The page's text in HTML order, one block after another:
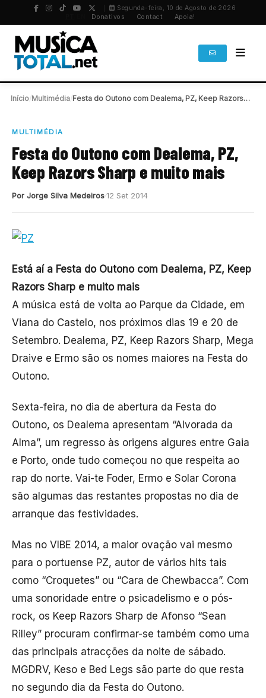
Segunda-feira, 10 de Agosto de 2026
Donativos Contact Apoia!
Início Multimédia Festa do Outono com Dealema, PZ, Keep Razors…
MULTIMÉDIA
Festa do Outono com Dealema, PZ,
Keep Razors Sharp e muito mais
Por Jorge Silva Medeiros12 Set 2014
Está aí a Festa do Outono com Dealema, PZ, Keep
Razors Sharp e muito mais
A música está de volta ao Parque da Cidade, em
Viana do Castelo, nos próximos dias 19 e 20 de
Setembro. Dealema, PZ, Keep Razors Sharp, Mega
Draive e Ermo são os nomes maiores na Festa do
Outono.
Sexta-feira, no dia de abertura da Festa do
Outono, os Dealema apresentam “Alvorada da
Alma”, um regresso às origens algures entre Gaia
e Porto, onde tudo começou no que respeita ao
rap do norte. Vai-te Foder, Ermo e Solar Corona
são algumas das restantes propostas no dia de
arranque das festividades.
Mas no VIBE 2014, a maior ovação vai mesmo
para o portuense PZ, autor de vários hits tais
como “Croquetes” ou “Cara de Chewbacca”. Com
uma sonoridade entre o psicadelismo e o pós-
rock, os Keep Razors Sharp de Afonso “Sean
Rilley” procuram confirmar-se também como uma
das principais atracções da noite de sábado.
MGDRV, Keso e Bed Legs são parte do que resta
no segundo dia da Festa do Outono.